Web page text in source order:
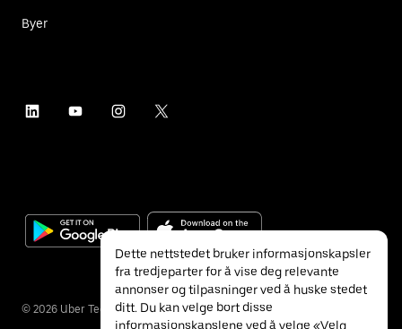
Byer
© 2026 Uber Technologies Inc.
Dette nettstedet bruker informasjonskapsler
fra tredjeparter for å vise deg relevante
annonser og tilpasninger ved å huske stedet
ditt. Du kan velge bort disse
informasjonskapslene ved å velge «Velg